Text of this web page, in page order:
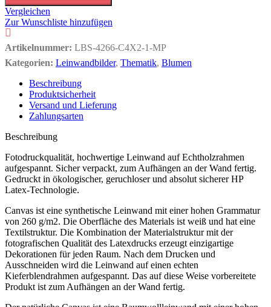
Vergleichen
Zur Wunschliste hinzufügen
Artikelnummer: LBS-4266-C4X2-1-MP
Kategorien: Leinwandbilder, Thematik, Blumen
Beschreibung
Produktsicherheit
Versand und Lieferung
Zahlungsarten
Beschreibung
Fotodruckqualität, hochwertige Leinwand auf Echtholzrahmen
aufgespannt. Sicher verpackt, zum Aufhängen an der Wand fertig.
Gedruckt in ökologischer, geruchloser und absolut sicherer HP
Latex-Technologie.
Canvas ist eine synthetische Leinwand mit einer hohen Grammatur
von 260 g/m2. Die Oberfläche des Materials ist weiß und hat eine
Textilstruktur. Die Kombination der Materialstruktur mit der
fotografischen Qualität des Latexdrucks erzeugt einzigartige
Dekorationen für jeden Raum. Nach dem Drucken und
Ausschneiden wird die Leinwand auf einen echten
Kieferblendrahmen aufgespannt. Das auf diese Weise vorbereitete
Produkt ist zum Aufhängen an der Wand fertig.